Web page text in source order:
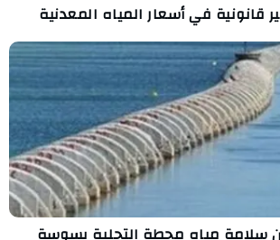
قانونية في أسعار المياه المعدنية